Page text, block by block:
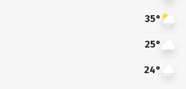
35°
25°
24°